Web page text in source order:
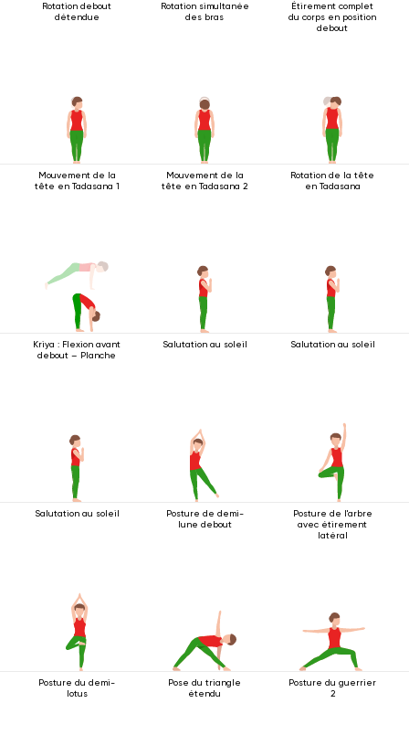
Rotation debout
détendue
Rotation simultanée
des bras
Étirement complet
du corps en position
debout
Mouvement de la
tête en Tadasana 1
Mouvement de la
tête en Tadasana 2
Rotation de la tête
en Tadasana
Kriya : Flexion avant
debout – Planche
Salutation au soleil Salutation au soleil
Salutation au soleil
Posture de demi-
lune debout
Posture de l'arbre
avec étirement
latéral
Posture du demi-
lotus
Pose du triangle
étendu
Posture du guerrier
2